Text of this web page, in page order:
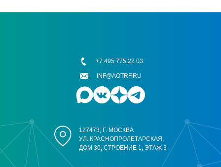
127473, Г. МОСКВА
УЛ. КРАСНОПРОЛЕТАРСКАЯ,
ДОМ 30, СТРОЕНИЕ 1, ЭТАЖ 3
+7 495 775 22 03
INF@AOTRF.RU